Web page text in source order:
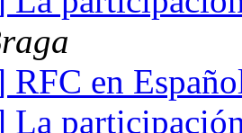
RFC en
La